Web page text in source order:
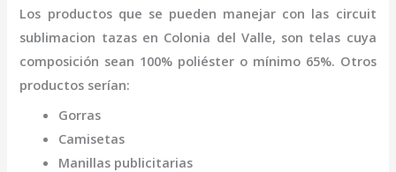
Los productos que se pueden manejar con las circuit
sublimacion tazasen Colonia del Valle, son telas cuya
composición sean 100% poliéster o mínimo 65%. Otros
productos serían:
Gorras
Camisetas
Manillas publicitarias